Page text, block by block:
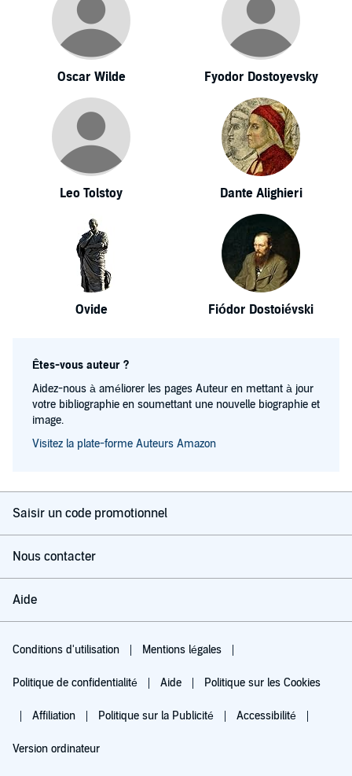
Oscar Wilde Fyodor Dostoyevsky
Leo Tolstoy Dante Alighieri
Ovide Fiódor Dostoiévski
Êtes-vous auteur ?
Aidez-nous à améliorer les pages Auteur en mettant à jour
votre bibliographie en soumettant une nouvelle biographie et
image.
Visitez la plate-forme Auteurs Amazon
Saisir un code promotionnel
Nous contacter
Aide
Conditions d'utilisation Mentions légales
Politique de confidentialité Aide Politique sur les Cookies
Affiliation Politique sur la Publicité Accessibilité
Version ordinateur